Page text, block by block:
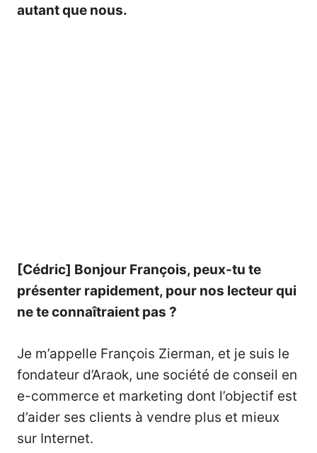
autant que nous.
[Cédric] Bonjour François, peux-tu te
présenter rapidement, pour nos lecteur qui
ne te connaîtraient pas ?
Je m’appelle François Zierman, et je suis le
fondateur d’Araok, une société de conseil en
e-commerce et marketing dont l’objectif est
d’aider ses clients à vendre plus et mieux
sur Internet.